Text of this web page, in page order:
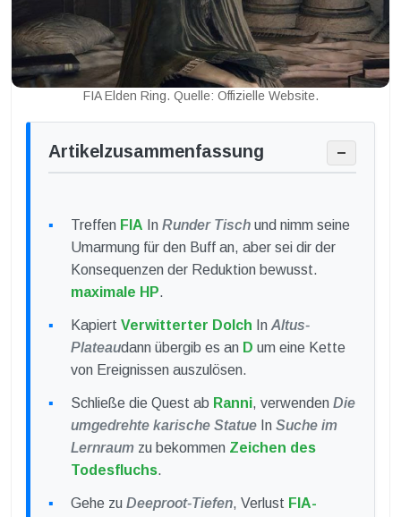
FIA Elden Ring. Quelle: Offizielle Website.
Artikelzusammenfassung −
Treffen FIA In Runder Tisch und nimm seine
Umarmung für den Buff an, aber sei dir der
Konsequenzen der Reduktion bewusst.
maximale HP.
Kapiert Verwitterter Dolch In Altus-
Plateaudann übergib es an D um eine Kette
von Ereignissen auszulösen.
Schließe die Quest ab Ranni, verwenden Die
umgedrehte karische Statue In Suche im
Lernraum zu bekommen Zeichen des
Todesfluchs.
Gehe zu Deeproot-Tiefen, Verlust FIA-